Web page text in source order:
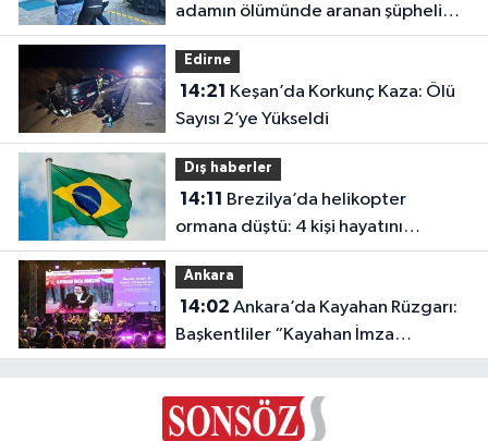
adamın ölümünde aranan şüpheli
Trabzon’da yakalandı
Edirne
14:21
Sayısı 2’ye Yükseldi
Dış haberler
14:11
ormana düştü: 4 kişi hayatını
kaybetti
Ankara
14:02
Başkentliler “Kayahan İmza
Konseri”nde Buluştu